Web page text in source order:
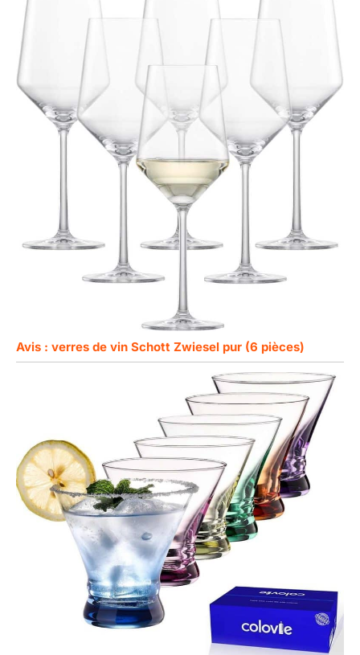
Avis : verres de vin Schott Zwiesel pur (6 pièces)